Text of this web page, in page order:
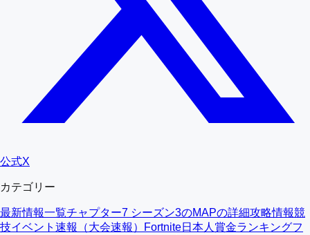
公式X
カテゴリー
最新情報一覧チャプター7 シーズン3のMAPの詳細攻略情報競
技イベント速報（大会速報）
Fortnite日本人賞金ランキングフ